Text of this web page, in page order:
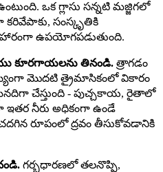
ఒక గ్లాసు సన్నటి మజ్జిగలో
కరివేపాకు, సంస్కృతికి
ఉపయోగపడుతుంది.
కూరగాయలను తినండి. త్రాగడం
మొదటి త్రైమాసికంలో వికారం
చేస్తుంది - పుచ్చకాయ, రైతాలో
నీరు అధికంగా ఉండే
రూపంలో ద్రవం తీసుకోవడానికి
గర్భధారణలో తలనొప్పి,